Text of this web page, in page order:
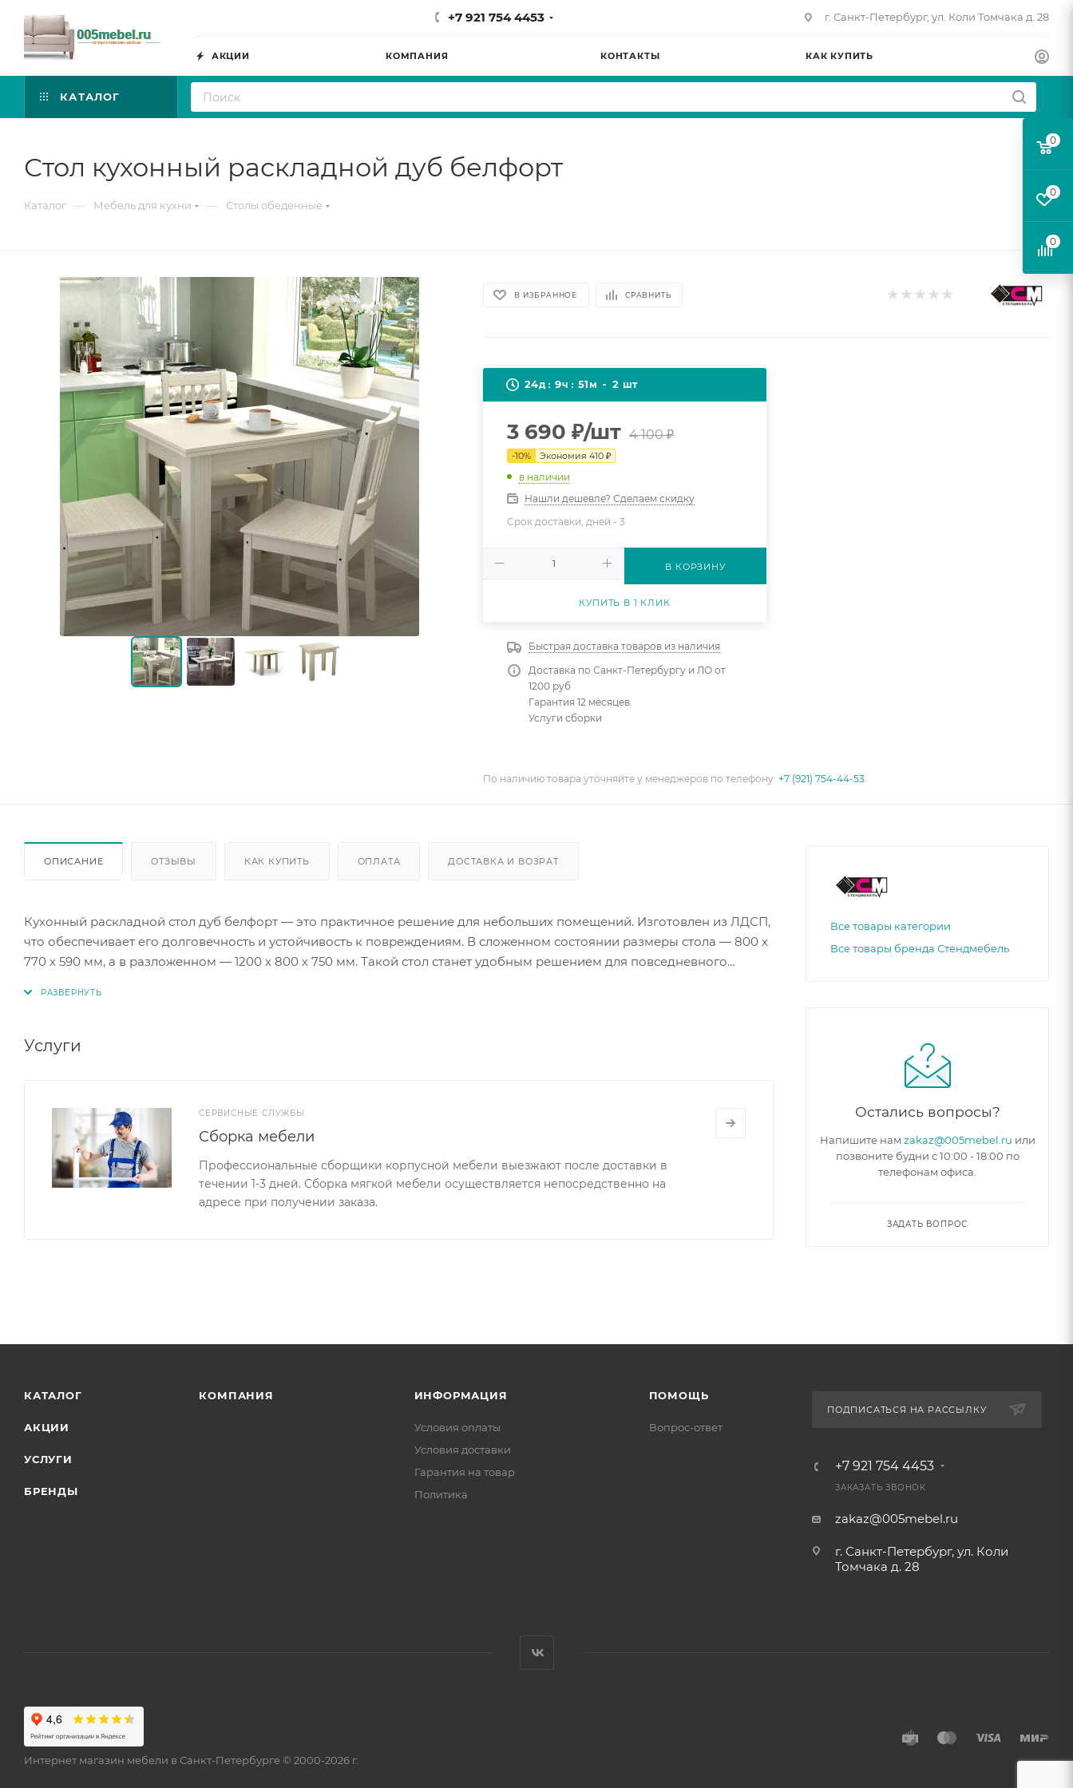
+7 921 754 4453 г. Санкт-Петербург, ул. Коли Томчака д. 28
АКЦИИ КОМПАНИЯ КОНТАКТЫ КАК КУПИТЬ
КАТАЛОГ
Стол кухонный раскладной дуб белфорт
Каталог — Мебель для кухни — Столы обеденные
В ИЗБРАННОЕ СРАВНИТЬ
24д 9ч 51м 2 шт
3 690 ₽/шт 4 100₽
-10% Экономия410 ₽
в наличии
Нашли дешевле? Сделаем скидку
Срок доставки, дней -3
В КОРЗИНУ
КУПИТЬ В 1 КЛИК
Быстрая доставка товаров из наличия
Доставка по Санкт-Петербургу и ЛО от
1200 руб
Гарантия 12 месяцев.
Услуги сборки
По наличию товара уточняйте у менеджеров по телефону:+7 (921) 754-44-53
ОПИСАНИЕ ОТЗЫВЫ КАК КУПИТЬ ОПЛАТА ДОСТАВКА И ВОЗРАТ
Кухонный раскладной стол дуб белфорт — это практичное решение для небольших помещений. Изготовлен из ЛДСП,
что обеспечивает его долговечность и устойчивость к повреждениям. В сложенном состоянии размеры стола — 800 х
770 х 590 мм, а в разложенном — 1200 х 800 х 750 мм. Такой стол станет удобным решением для повседневного
Услуги
СЕРВИСНЫЕ СЛУЖБЫ
Сборка мебели
Профессиональные сборщики корпусной мебели выезжают после доставки в
течении 1-3 дней. Сборка мягкой мебели осуществляется непосредственно на
адресе при получении заказа.
Все товары категории
Все товары бренда Стендмебель
Остались вопросы?
Напишите нам zakaz@005mebel.ru или
позвоните будни с 10:00 - 18:00 по
телефонам офиса.
ЗАДАТЬ ВОПРОС
КАТАЛОГ
АКЦИИ
УСЛУГИ
БРЕНДЫ
КОМПАНИЯ ИНФОРМАЦИЯ
Условия оплаты
Условия доставки
Гарантия на товар
Политика
ПОМОЩЬ
Вопрос-ответ
ПОДПИСАТЬСЯ НА РАССЫЛКУ
+7 921 754 4453
ЗАКАЗАТЬ ЗВОНОК
zakaz@005mebel.ru
г. Санкт-Петербург, ул. Коли
Томчака д. 28
Интернет магазин мебели в Санкт-Петербурге © 2000-2026 г.
0
0
0